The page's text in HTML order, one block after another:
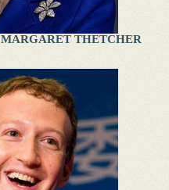
MARGARET THETCHER